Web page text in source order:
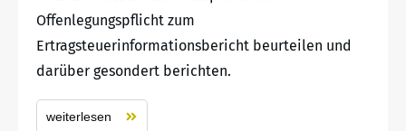
Offenlegungspflicht zum
Ertragsteuerinformationsbericht beurteilen und
darüber gesondert berichten.
weiterlesen